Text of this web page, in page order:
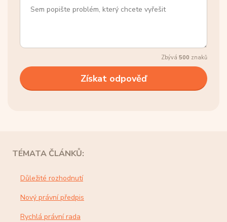
Zbývá 500 znaků
TÉMATA ČLÁNKŮ:
Důležité rozhodnutí
Nový právní předpis
Rychlá právní rada